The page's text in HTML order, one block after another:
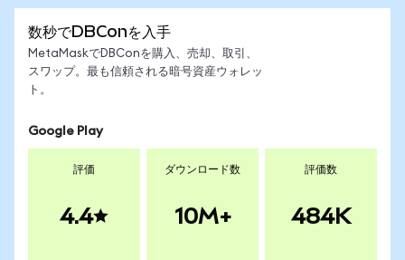
数秒でDBConを入手
MetaMaskでDBConを購入、売却、取引、
スワップ。最も信頼される暗号資産ウォレッ
ト。
Google Play
評価
4.4
ダウンロード数
10M+
評価数
484K